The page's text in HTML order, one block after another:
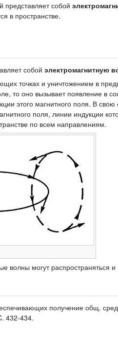
представляет собой
в пространстве.
собой электромагнитную
точках и уничтожением в
то оно вызывает появление в
этого магнитного поля. В
поля, линии индукции
по всем направлениям.
волны могут распространяться и
получение общ.
432-434.